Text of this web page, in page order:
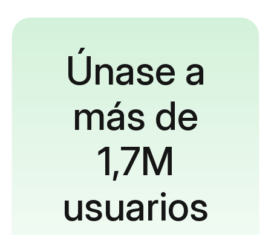
Únase a
más de
1,7M
usuarios